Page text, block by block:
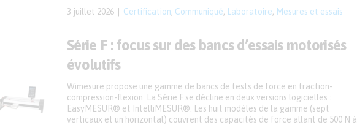
3 juillet 2026 Certification Communiqué Laboratoire Mesures et essais
Série F : focus sur des bancs d’essais motorisés
évolutifs
Wimesure propose une gamme de bancs de tests de force en traction-
compression-flexion. La Série F se décline en deux versions logicielles :
EasyMESUR® et IntelliMESUR®. Les huit modèles de la gamme (sept
verticaux et un horizontal) couvrent des capacités de force allant de 500 N à